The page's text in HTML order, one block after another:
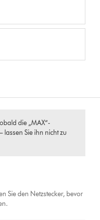
die „MAX“-
Sie ihn nicht zu
Sie den Netzstecker, bevor